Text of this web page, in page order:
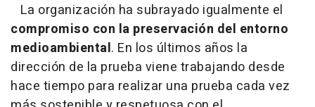
La organización ha subrayado igualmente el
compromiso con la preservación del entorno
medioambiental. En los últimos años la
dirección de la prueba viene trabajando desde
hace tiempo para realizar una prueba cada vez